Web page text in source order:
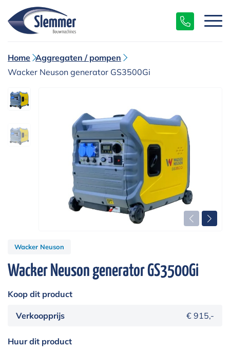
Home Aggregaten / pompen
Wacker Neuson generator GS3500Gi
Wacker Neuson
Wacker Neuson generator GS3500Gi
Koop dit product
Verkoopprijs € 915,-
Huur dit product